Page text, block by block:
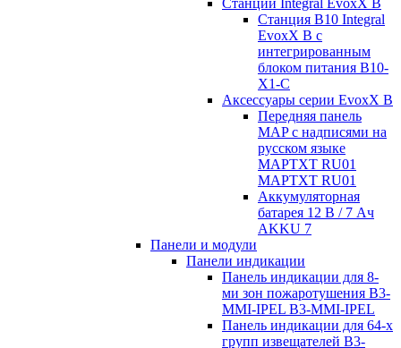
Станции Integral EvoxX B
Станция B10 Integral
EvoxX B с
интегрированным
блоком питания B10-
X1-C
Аксессуары серии EvoxX B
Передняя панель
MAP с надписями на
русском языке
MAPTXT RU01
MAPTXT RU01
Аккумуляторная
батарея 12 В / 7 Aч
AKKU 7
Панели и модули
Панели индикации
Панель индикации для 8-
ми зон пожаротушения B3-
MMI-IPEL B3-MMI-IPEL
Панель индикации для 64-х
групп извещателей B3-